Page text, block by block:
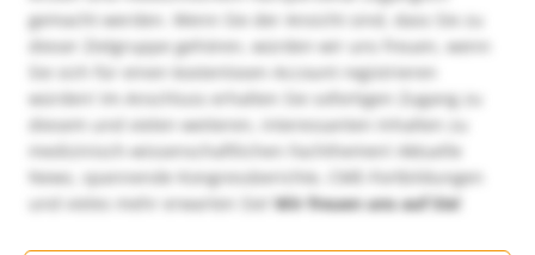
gemacht werden. Wenn Sie der Ansicht sind, dass Sie zu
dieser Zielgruppe gehören, würden wir uns freuen, wenn
Sie sich für einen kostenlosen Account registrieren
würden! Im Anschluss erhalten Sie sofortigen Zugang zu
diesem und vielen weiteren, interessanten Inhalten zu
medizinisch-wissenschaftlichen Fachthemen! Aktuelle
News, spannende Kongressberichte, CME-Fortbildungen
und vieles mehr erwarten Sie!Wir freuen uns auf Sie!